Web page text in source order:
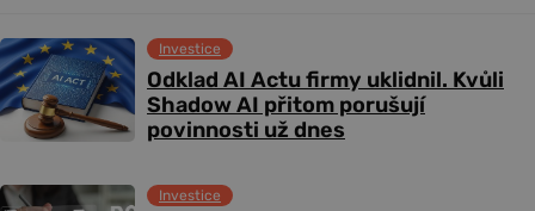
Odklad AI Actu firmy uklidnil. Kvůli
Shadow AI přitom porušují
povinnosti už dnes
Investice
Investice